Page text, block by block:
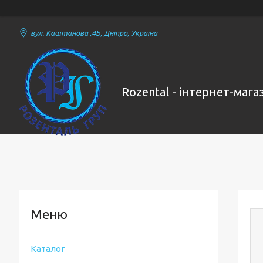
вул. Каштанова ,4Б, Дніпро, Україна
Rozental - інтернет-
Каталог